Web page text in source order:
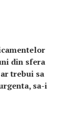
din sfera
trebui sa
sa-i